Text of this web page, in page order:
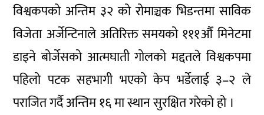
विश्वकपको अन्तिम ३२ को रोमाञ्चक भिडन्तमा साविक
विजेता अर्जेन्टिनाले अतिरिक्त समयको १११औँ मिनेटमा
डाइने बोर्जेसको आत्मघाती गोलको मद्दतले विश्वकपमा
पहिलो पटक सहभागी भएको केप भर्डेलाई ३–२ ले
पराजित गर्दै अन्तिम १६ मा स्थान सुरक्षित गरेको हो ।